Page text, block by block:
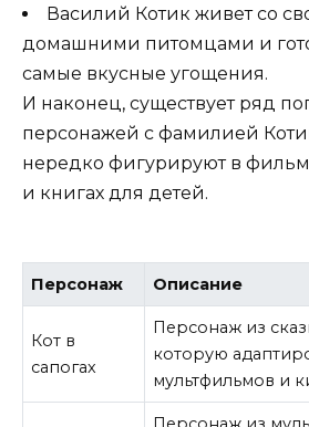
Василий Котик живет со
домашними питомцами и
самые вкусные угощения.
И наконец, существует ряд
персонажей с фамилией
нередко фигурируют в
и книгах для детей.
Персонаж Описание
Кот в
сапогах
Персонаж из
которую
мультфильмов и